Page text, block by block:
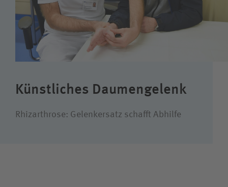
Wie können wir Ihnen helfen?
Suchwert
Künstliches Daumengelenk
Rhizarthrose: Gelenkersatz schafft Abhilfe